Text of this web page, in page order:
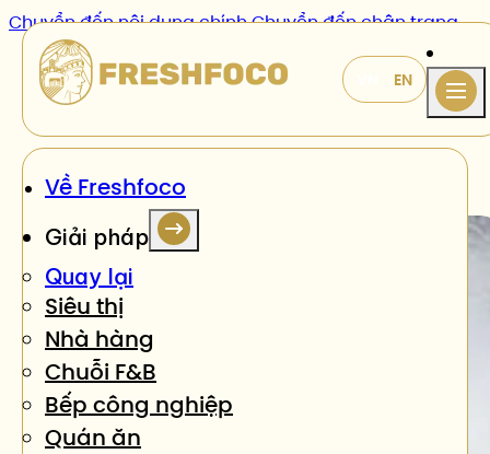
Chuyển đến nội dung chínhChuyển đến chân trang
Về Freshfoco
Giải pháp
Quay lại
Siêu thị
Nhà hàng
Chuỗi F&B
Bếp công nghiệp
Quán ăn
Sản phẩm/Thịt ức gà philê